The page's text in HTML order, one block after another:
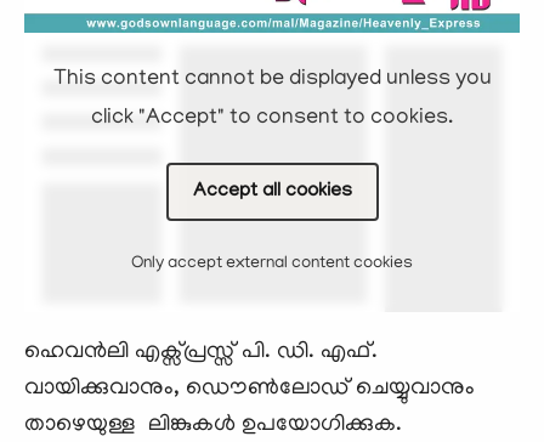
This content cannot be displayed unless you
click "Accept" to consent to cookies.
Accept all cookies
Only accept external content cookies
ഹെവന്‍ലി എക്സ്പ്രസ്സ്‌ പി. ഡി. എഫ്.
വായിക്കുവാനും, ഡൌണ്‍ലോഡ് ചെയ്യുവാനും
താഴെയുള്ള ലിങ്കുകള്‍ ഉപയോഗിക്കുക.